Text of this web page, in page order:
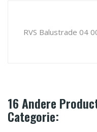
RVS Balustrade 04
16 Andere
Categorie: